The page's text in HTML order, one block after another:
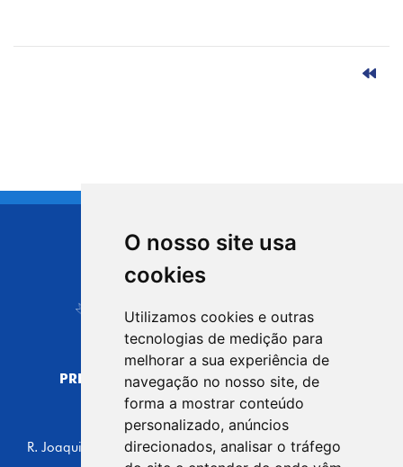
O nosso site usa
cookies
Utilizamos cookies e outras
tecnologias de medição para
melhorar a sua experiência de
navegação no nosso site, de
forma a mostrar conteúdo
personalizado, anúncios
direcionados, analisar o tráfego
CIDADE DE
Carapicuíba
PREFEITURA MUNICIPAL DE CARAPICUÍBA
CNPJ: 44.892.693/0001-40
CENTRO ADMINISTRATIVO
R. Joaquim das Neves, 211 - Vila Caldas, Carapicuíba/SP